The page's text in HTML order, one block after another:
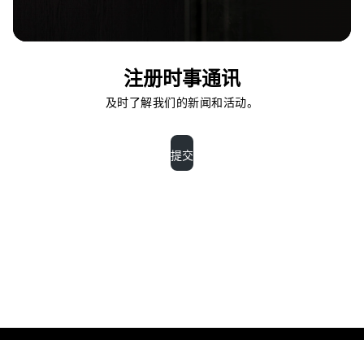
注册时事通讯
及时了解我们的新闻和活动。
提交